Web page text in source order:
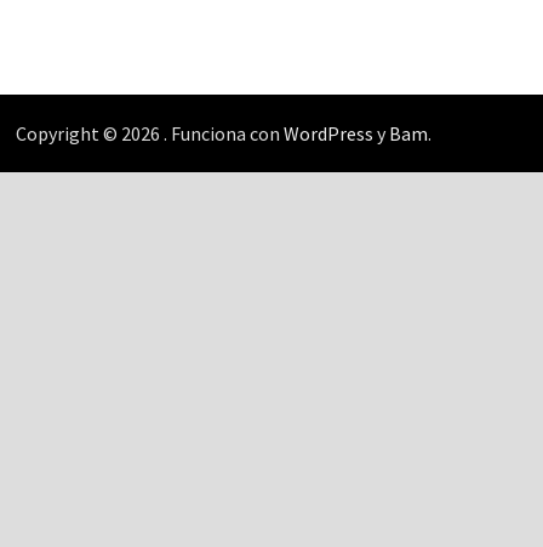
Copyright © 2026 . Funciona con WordPress yBam.